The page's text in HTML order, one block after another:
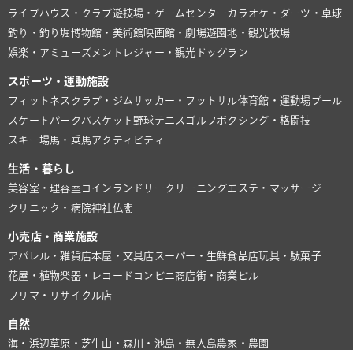
ライブハウス・クラブ遊技場・ゲームセンターカラオケ・ダーツ・卓球
釣り・釣り堀博物館・美術館映画館・劇場遊園地・観光牧場
娯楽・アミューズメント レジャー・観光 ドッグラン
スポーツ・運動施設
フィットネスクラブ・ジム サッカー・フットサル体育館・運動場プール
スケートパーク バスケット 野球テニス ゴルフ ボクシング・格闘技
スキー場馬・乗馬アクティビティ
生活・暮らし
美容室・理容室 コインランドリー クリーニングエステ・マッサージ
クリニック・病院神社仏閣
小売店・商業施設
アパレル・雑貨店本屋・文具店 スーパー・生鮮食品店玩具・駄菓子
花屋・植物楽器・レコード コンビニ商店街・商業ビル
フリマ・リサイクル店
自然
海・浜辺 草原・芝生山・森川・池島・無人島農家・農園